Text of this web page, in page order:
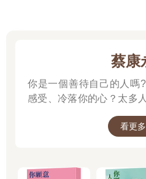
地收集這些人生智慧，將其轉化
變數又艱辛的時代，找到並維繫幸
獨一無二的「練」愛指南
寫而成。其核心是「婚姻建議計
位、六十五歲以上的長者所做的
書末的〈研究方法〉）。此外，
蔡康
你是一個善待自己的人嗎
感受、冷落你的心？太多
舒服、也更滿足的方法看更多